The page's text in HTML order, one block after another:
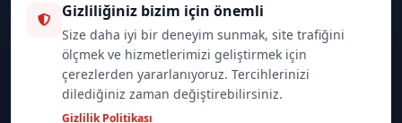
0 (212) 235 37 83
0 (532) 418 08 46
info@merttrade.com
Gizliliğiniz bizim için önemli
Size daha iyi bir deneyim sunmak, site trafiğini
ölçmek ve hizmetlerimizi geliştirmek için
çerezlerden yararlanıyoruz. Tercihlerinizi
dilediğiniz zaman değiştirebilirsiniz.
Gizlilik Politikası